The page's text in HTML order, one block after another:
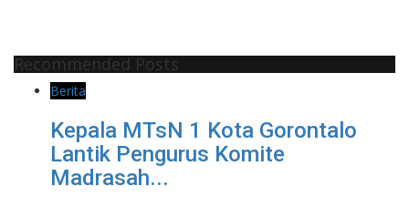
Recommended Posts
Berita
Kepala MTsN 1 Kota Gorontalo
Lantik Pengurus Komite
Madrasah...